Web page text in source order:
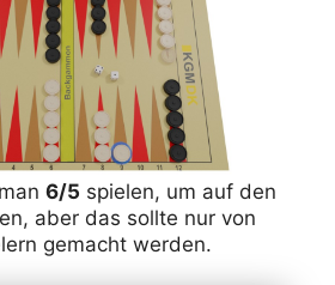
6/5 spielen, um auf den
aber das sollte nur von
gemacht werden.